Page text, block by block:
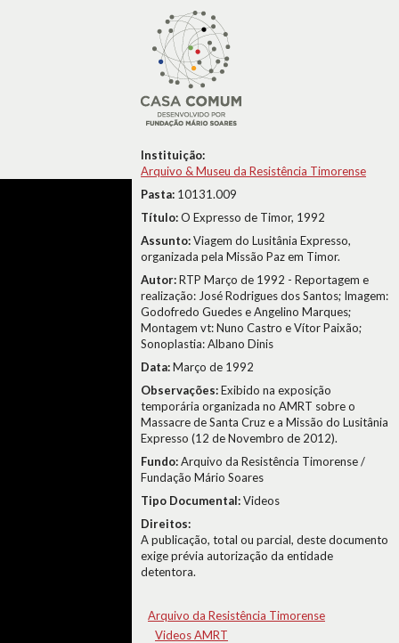
Instituição:
Arquivo & Museu da Resistência Timorense
Pasta: 10131.009
Título:O Expresso de Timor, 1992
Assunto:Viagem do Lusitânia Expresso,
organizada pela Missão Paz em Timor.
Autor:RTP Março de 1992 - Reportagem e
realização: José Rodrigues dos Santos; Imagem:
Godofredo Guedes e Angelino Marques;
Montagem vt: Nuno Castro e Vítor Paixão;
Sonoplastia: Albano Dinis
Data:Março de 1992
Observações:Exibido na exposição
temporária organizada no AMRT sobre o
Massacre de Santa Cruz e a Missão do Lusitânia
Expresso (12 de Novembro de 2012).
Fundo:Arquivo da Resistência Timorense /
Fundação Mário Soares
Tipo Documental:Videos
Direitos:
A publicação, total ou parcial, deste documento
exige prévia autorização da entidade
detentora.
Arquivo da Resistência Timorense
Videos AMRT